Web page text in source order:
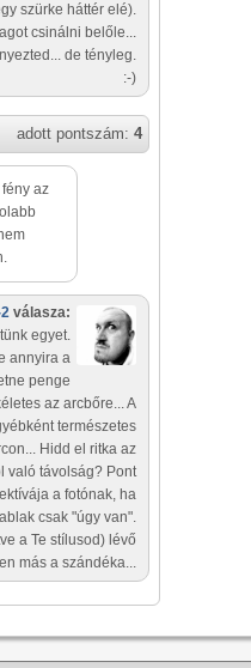
szürke háttér elé).
csinálni belőle...
de tényleg.
:-)
adott pontszám: 4
az
válasza:
egyet.
annyira a
penge
az arcbőre... A
természetes
Hidd el ritka az
való távolság? Pont
a fotónak, ha
csak "úgy van".
a Te stílusod) lévő
más a szándéka...